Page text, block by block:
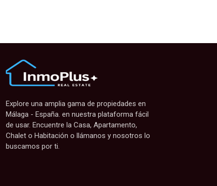
Explore una amplia gama de propiedades en
Málaga - España. en nuestra plataforma fácil
de usar. Encuentre la Casa, Apartamento,
Chalet o Habitación o llámanos y nosotros lo
buscamos por ti.